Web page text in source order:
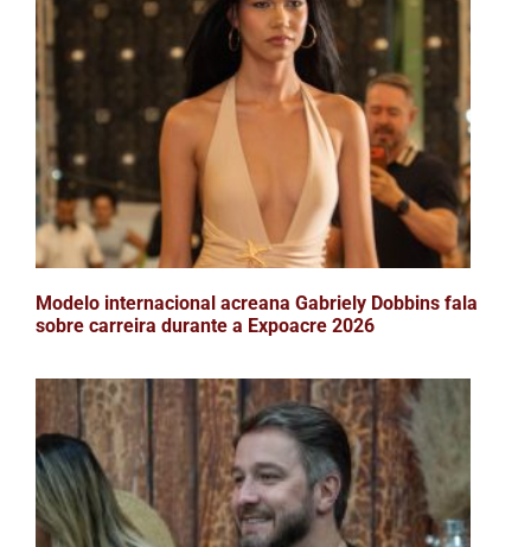
Modelo internacional acreana Gabriely Dobbins fala
sobre carreira durante a Expoacre 2026